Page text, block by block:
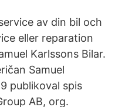
av din bil och
eller reparation
Karlssons Bilar.
Samuel
publikoval spis
AB, org.